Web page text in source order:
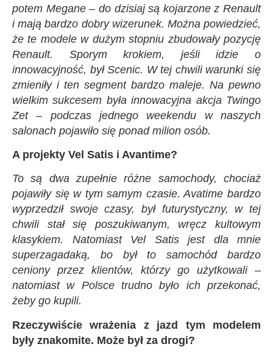
potem Megane – do dzisiaj są kojarzone z Renault
i mają bardzo dobry wizerunek. Można powiedzieć,
że te modele w dużym stopniu zbudowały pozycję
Renault. Sporym krokiem, jeśli idzie o
innowacyjność, był Scenic. W tej chwili warunki się
zmieniły i ten segment bardzo maleje. Na pewno
wielkim sukcesem była innowacyjna akcja Twingo
Zet – podczas jednego weekendu w naszych
salonach pojawiło się ponad milion osób.
A projekty Vel Satis i Avantime?
To są dwa zupełnie różne samochody, chociaż
pojawiły się w tym samym czasie. Avatime bardzo
wyprzedził swoje czasy, był futurystyczny, w tej
chwili stał się poszukiwanym, wręcz kultowym
klasykiem. Natomiast Vel Satis jest dla mnie
superzagadaką, bo był to samochód bardzo
ceniony przez klientów, którzy go użytkowali –
natomiast w Polsce trudno było ich przekonać,
żeby go kupili.
Rzeczywiście wrażenia z jazd tym modelem
były znakomite. Może był za drogi?